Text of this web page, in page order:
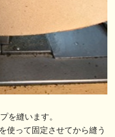
を縫います。
使って固定させてから縫う